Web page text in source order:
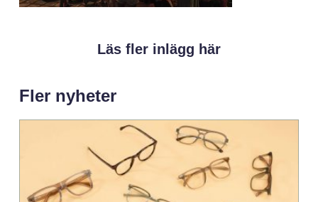
Läs fler inlägg här
Fler nyheter